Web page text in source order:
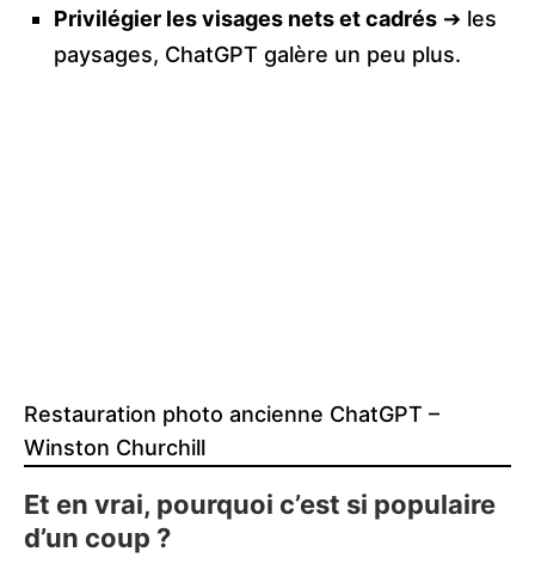
Privilégier les visages nets et cadrés ➔ les
paysages, ChatGPT galère un peu plus.
Restauration photo ancienne ChatGPT –
Winston Churchill
Et en vrai, pourquoi c’est si populaire
d’un coup ?